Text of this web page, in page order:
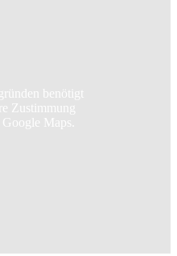
benötigt
Zustimmung
Maps.